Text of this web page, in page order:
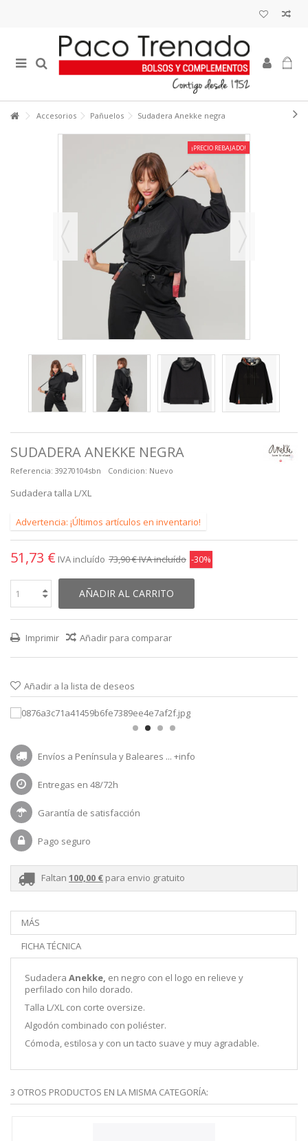
Accesorios Pañuelos Sudadera Anekke negra
¡PRECIO REBAJADO!
SUDADERA ANEKKE NEGRA
Referencia: 39270104sbn Condicion: Nuevo
Sudadera talla L/XL
Advertencia: ¡Últimos artículos en inventario!
51,73 € IVA incluído 73,90 €IVA incluído -30%
AÑADIR AL CARRITO
Imprimir Añadir para comparar
Añadir a la lista de deseos
Envíos a Península y Baleares ... +info
Entregas en 48/72h
Garantía de satisfacción
Pago seguro
Faltan 100,00 € para envio gratuito
MÁS
FICHA TÉCNICA
Sudadera Anekke, en negro con el logo en relieve y
perfilado con hilo dorado.
Talla L/XL con corte oversize.
Algodón combinado con poliéster.
Cómoda, estilosa y con un tacto suave y muy agradable.
3 OTROS PRODUCTOS EN LA MISMA CATEGORÍA: